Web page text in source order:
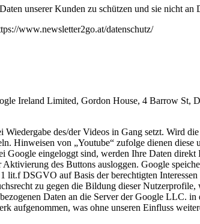
unserer Kunden zu schützen und sie nicht an
www.newsletter2go.at/datenschutz/
Ireland Limited, Gordon House, 4 Barrow St,
des/der Videos in Gang setzt. Wird
Hinweisen von „Youtube“ zufolge dienen diese
Google eingeloggt sind, werden Ihre Daten
des Buttons ausloggen. Google
lit.f DSGVO auf Basis der berechtigten
zu gegen die Bildung dieser Nutzerprofile,
Daten an die Server der Google LLC.
aufgenommen, was ohne unseren Einfluss